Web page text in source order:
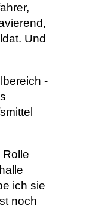
Und
-
ich sie
noch